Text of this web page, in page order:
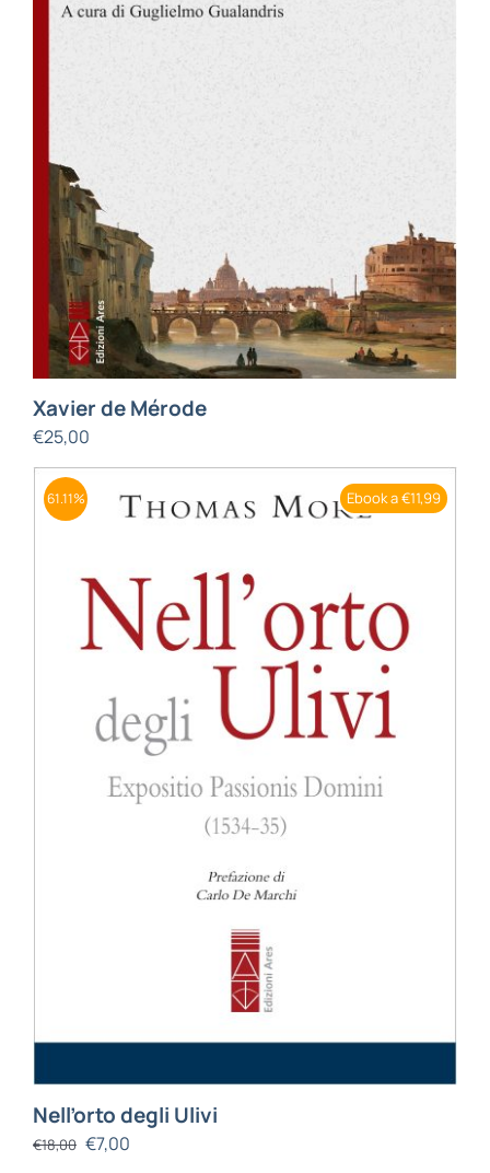
BIOGRAFIE
Xavier de Mérode
€25,00
Ebook a €11,99
61.11%
Nell’orto degli Ulivi
€18,00 €7,00